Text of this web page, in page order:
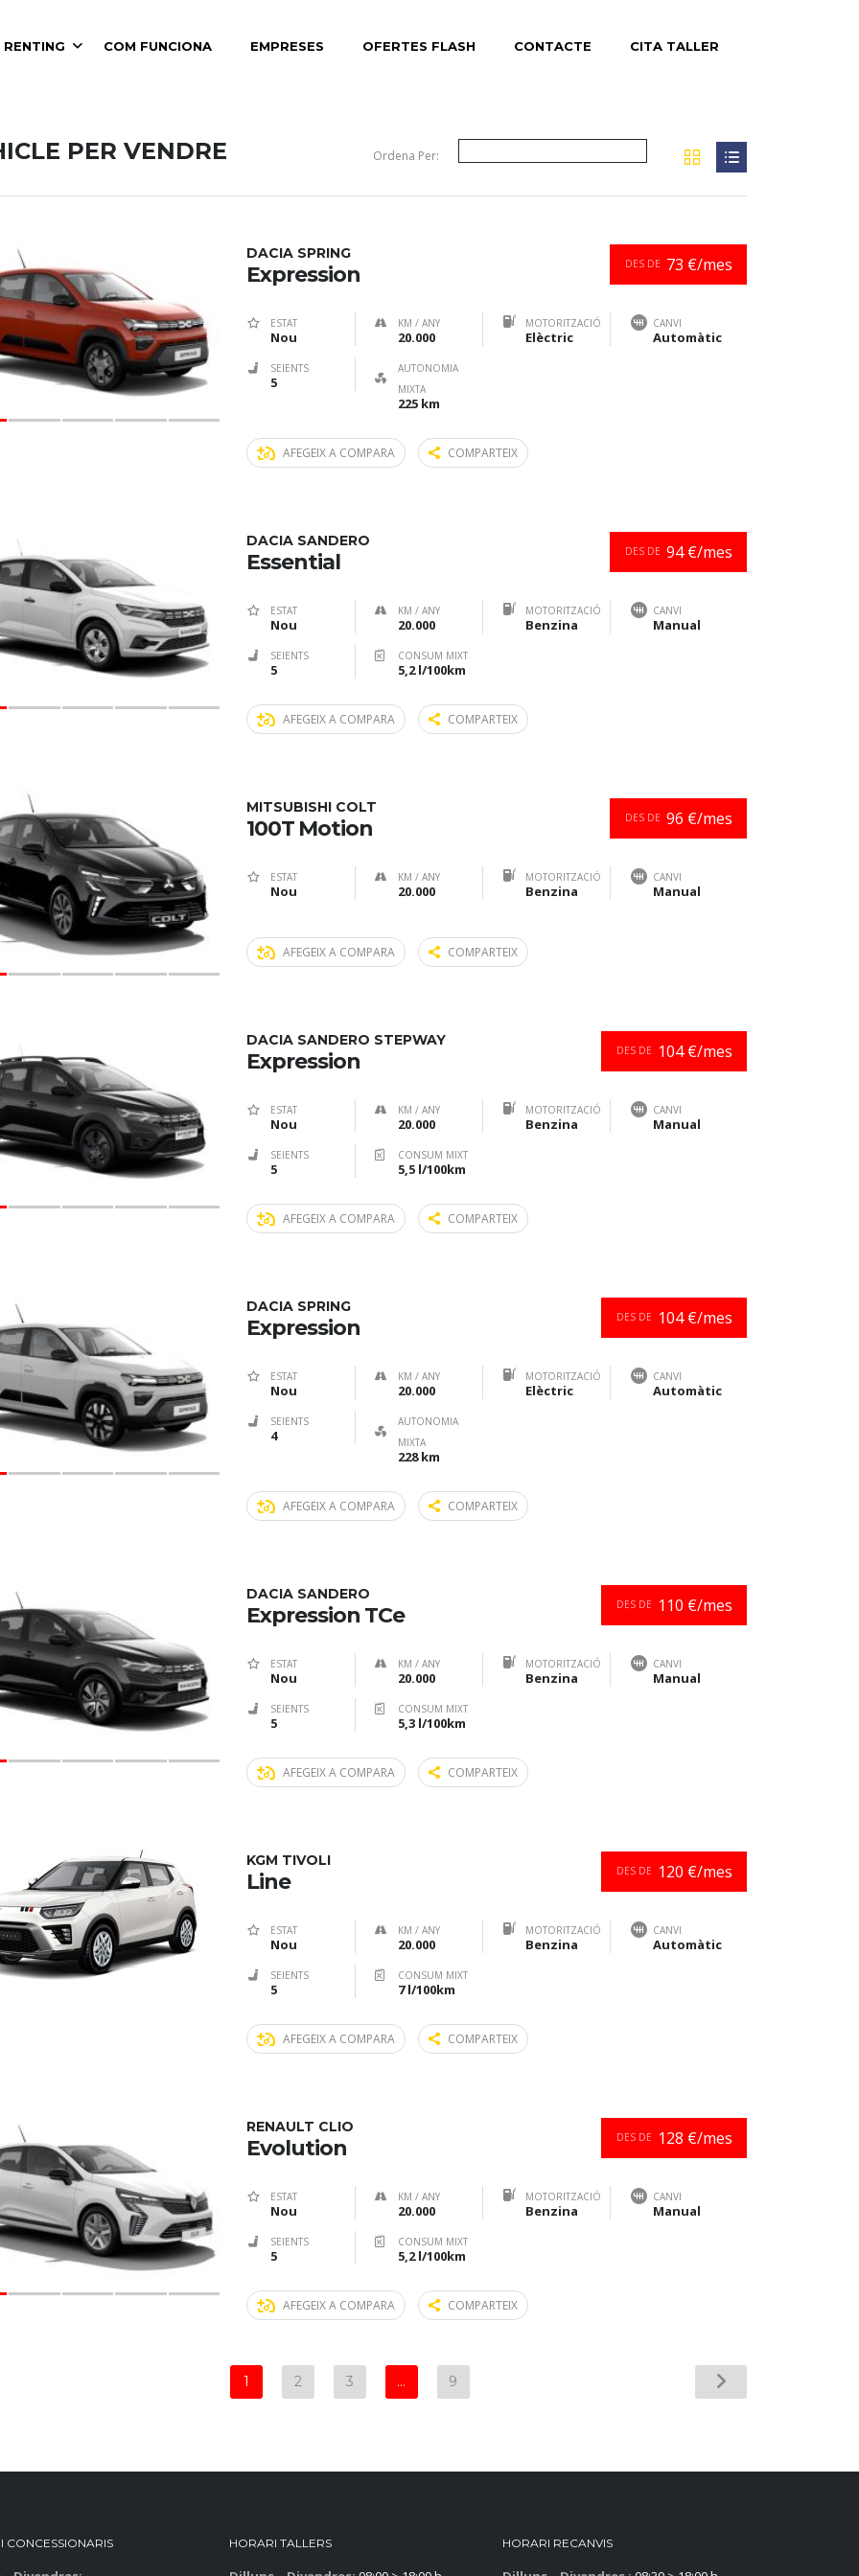
RENTING COM FUNCIONA EMPRESES OFERTES FLASH CONTACTE CITA TALLER
PER VENDRE Ordena Per:
DES DE 73 €/mes
DACIA SPRING
Expression
ESTAT
Nou
KM / ANY
20.000
MOTORITZACIÓ
Elèctric
CANVI
Automàtic
SEIENTS
5
AUTONOMIA
MIXTA
225 km
AFEGEIX A COMPARA COMPARTEIX
DES DE 94 €/mes
DACIA SANDERO
Essential
ESTAT
Nou
KM / ANY
20.000
MOTORITZACIÓ
Benzina
CANVI
Manual
SEIENTS
5
CONSUM MIXT
5,2 l/100km
AFEGEIX A COMPARA COMPARTEIX
DES DE 96 €/mes
MITSUBISHI COLT
100T Motion
ESTAT
Nou
KM / ANY
20.000
MOTORITZACIÓ
Benzina
CANVI
Manual
AFEGEIX A COMPARA COMPARTEIX
DES DE 104 €/mes
DACIA SANDERO STEPWAY
Expression
ESTAT
Nou
KM / ANY
20.000
MOTORITZACIÓ
Benzina
CANVI
Manual
SEIENTS
5
CONSUM MIXT
5,5 l/100km
AFEGEIX A COMPARA COMPARTEIX
DES DE 104 €/mes
DACIA SPRING
Expression
ESTAT
Nou
KM / ANY
20.000
MOTORITZACIÓ
Elèctric
CANVI
Automàtic
SEIENTS
4
AUTONOMIA
MIXTA
228 km
AFEGEIX A COMPARA COMPARTEIX
DES DE 110 €/mes
DACIA SANDERO
Expression TCe
ESTAT
Nou
KM / ANY
20.000
MOTORITZACIÓ
Benzina
CANVI
Manual
SEIENTS
5
CONSUM MIXT
5,3 l/100km
AFEGEIX A COMPARA COMPARTEIX
DES DE 120 €/mes
KGM TIVOLI
Line
ESTAT
Nou
KM / ANY
20.000
MOTORITZACIÓ
Benzina
CANVI
Automàtic
SEIENTS
5
CONSUM MIXT
7 l/100km
AFEGEIX A COMPARA COMPARTEIX
DES DE 128 €/mes
RENAULT CLIO
Evolution
ESTAT
Nou
KM / ANY
20.000
MOTORITZACIÓ
Benzina
CANVI
Manual
SEIENTS
5
CONSUM MIXT
5,2 l/100km
AFEGEIX A COMPARA COMPARTEIX
1 2 3 … 9
CONCESSIONARIS HORARI TALLERS HORARI RECANVIS